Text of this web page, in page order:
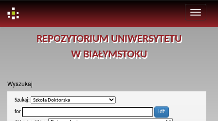
REPOZYTORIUM UNIWERSYTETU
W BIAŁYMSTOKU
Wyszukaj
Szukaj:
for